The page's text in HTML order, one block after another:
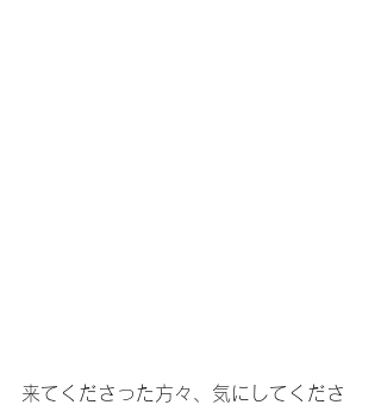
来てくださった方々、気にしてくださ